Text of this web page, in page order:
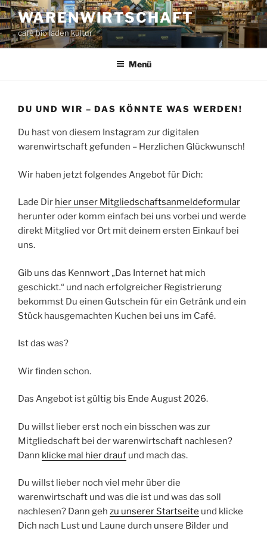
Zum
Inhalt
springen
WARENWIRTSCHAFT
café bio laden kultur
Menü
DU UND WIR – DAS KÖNNTE WAS WERDEN!
Du hast von diesem Instagram zur digitalen
warenwirtschaft gefunden – Herzlichen Glückwunsch!
Wir haben jetzt folgendes Angebot für Dich:
Lade Dir hier unser Mitgliedschaftsanmeldeformular
herunter oder komm einfach bei uns vorbei und werde
direkt Mitglied vor Ort mit deinem ersten Einkauf bei
uns.
Gib uns das Kennwort „Das Internet hat mich
geschickt.“ und nach erfolgreicher Registrierung
bekommst Du einen Gutschein für ein Getränk und ein
Stück hausgemachten Kuchen bei uns im Café.
Ist das was?
Wir finden schon.
Das Angebot ist gültig bis Ende August 2026.
Du willst lieber erst noch ein bisschen was zur
Mitgliedschaft bei der warenwirtschaft nachlesen?
Dann klicke mal hier drauf und mach das.
Du willst lieber noch viel mehr über die
warenwirtschaft und was die ist und was das soll
nachlesen? Dann geh zu unserer Startseite und klicke
Dich nach Lust und Laune durch unsere Bilder und